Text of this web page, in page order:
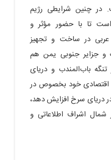
در چنین شرایطی رژیم
تا با حضور مؤثر و
عربی در ساخت و تجهیز
و جزایر جنوبی یمن هم
باب‌المندب و دریای
اقتصادی خود بخصوص در
دریای سرخ افزایش دهد،
شمال اشراف اطلاعاتی و